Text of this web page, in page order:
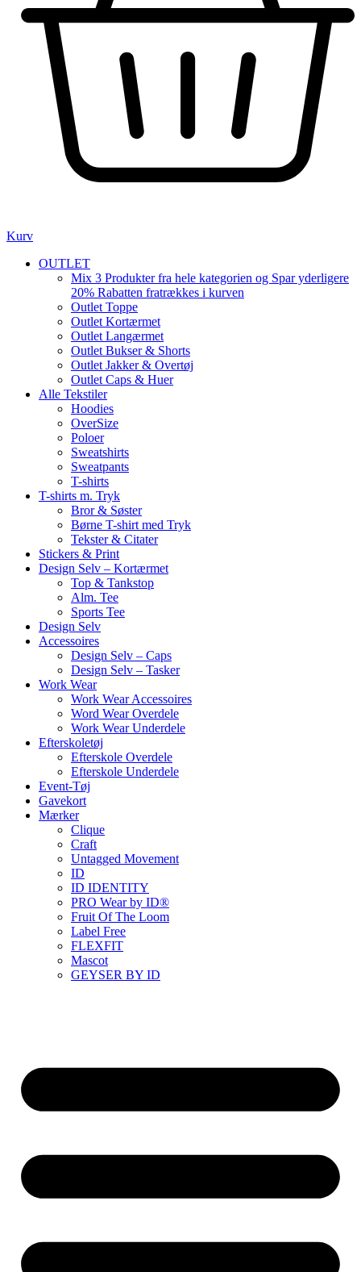
Kurv
OUTLET
Mix 3 Produkter fra hele kategorien og Spar yderligere
20% Rabatten fratrækkes i kurven
Outlet Toppe
Outlet Kortærmet
Outlet Langærmet
Outlet Bukser & Shorts
Outlet Jakker & Overtøj
Outlet Caps & Huer
Alle Tekstiler
Hoodies
OverSize
Poloer
Sweatshirts
Sweatpants
T-shirts
T-shirts m. Tryk
Bror & Søster
Børne T-shirt med Tryk
Tekster & Citater
Stickers & Print
Design Selv – Kortærmet
Top & Tankstop
Alm. Tee
Sports Tee
Design Selv
Accessoires
Design Selv – Caps
Design Selv – Tasker
Work Wear
Work Wear Accessoires
Word Wear Overdele
Work Wear Underdele
Efterskoletøj
Efterskole Overdele
Efterskole Underdele
Event-Tøj
Gavekort
Mærker
Clique
Craft
Untagged Movement
ID
ID IDENTITY
PRO Wear by ID®
Fruit Of The Loom
Label Free
FLEXFIT
Mascot
GEYSER BY ID